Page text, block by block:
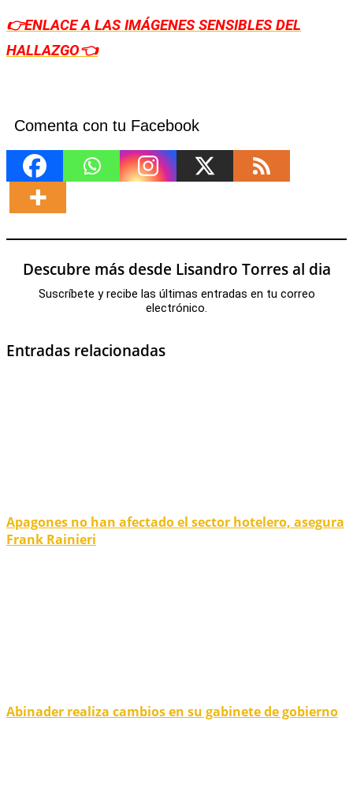
👉ENLACE A LASIMÁGENES SENSIBLES DEL
HALLAZGO👈
Comenta con tu Facebook
Descubre más desde Lisandro Torres al dia
Suscríbete y recibe las últimas entradas en tu correo
electrónico.
Entradas relacionadas
Apagones no han afectado el sector hotelero, asegura
Frank Rainieri
Abinader realiza cambios en su gabinete de gobierno